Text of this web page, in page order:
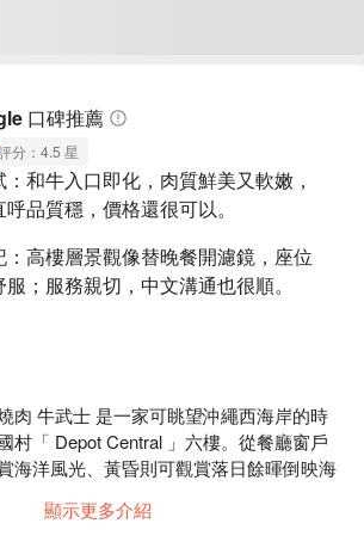
口碑推薦
分：4.5 星
和牛入口即化，肉質鮮美又軟嫩，
品質穩，價格還很可以。
高樓層景觀像替晚餐開濾鏡，座位
；服務親切，中文溝通也很順。
肉 牛武士 是一家可眺望沖繩西海岸的時
村「 Depot Central 」六樓。從餐廳窗戶
海洋風光、黃昏則可觀賞落日餘暉倒映海
。預約可要趁早唷！
顯示更多介紹